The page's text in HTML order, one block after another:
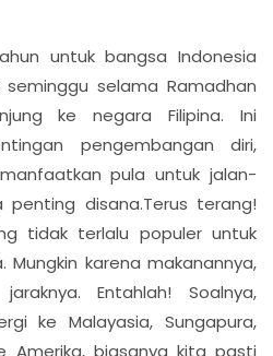
untuk bangsa Indonesia
selama Ramadhan
ke negara Filipina. Ini
pengembangan diri,
pula untuk jalan-
disana.Terus terang!
tidak terlalu populer untuk
Mungkin karena makanannya,
Entahlah! Soalnya,
ke Malayasia, Sungapura,